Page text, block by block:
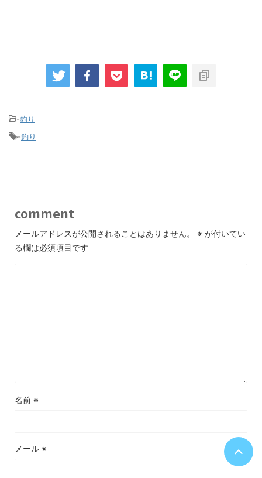
-釣り
-釣り
comment
メールアドレスが公開されることはありません。 ※ が付いてい
る欄は必須項目です
名前 ※
メール ※